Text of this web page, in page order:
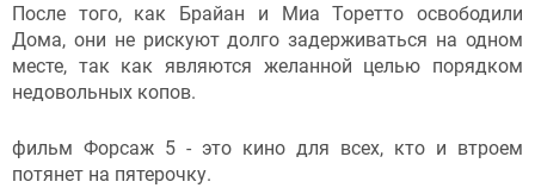
После того, как Брайан и Миа Торетто освободили
Дома, они не рискуют долго задерживаться на одном
месте, так как являются желанной целью порядком
недовольных копов.
фильм Форсаж 5 - это кино для всех, кто и втроем
потянет на пятерочку.